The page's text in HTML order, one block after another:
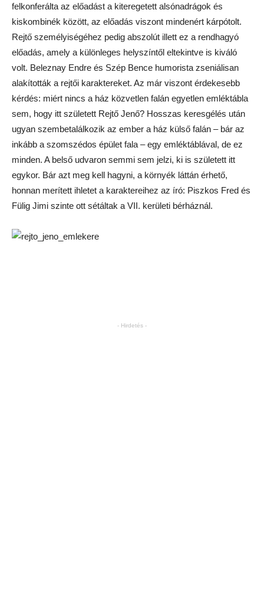
felkonferálta az előadást a kiteregetett alsónadrágok és
kiskombinék között, az előadás viszont mindenért kárpótolt.
Rejtő személyiségéhez pedig abszolút illett ez a rendhagyó
előadás, amely a különleges helyszíntől eltekintve is kiváló
volt. Beleznay Endre és Szép Bence humorista zseniálisan
alakították a rejtői karaktereket. Az már viszont érdekesebb
kérdés: miért nincs a ház közvetlen falán egyetlen emléktábla
sem, hogy itt született Rejtő Jenő? Hosszas keresgélés után
ugyan szembetalálkozik az ember a ház külső falán – bár az
inkább a szomszédos épület fala – egy emléktáblával, de ez
minden. A belső udvaron semmi sem jelzi, ki is született itt
egykor. Bár azt meg kell hagyni, a környék láttán érhető,
honnan merített ihletet a karaktereihez az író: Piszkos Fred és
Fülig Jimi szinte ott sétáltak a VII. kerületi bérháznál.
- Hirdetés -